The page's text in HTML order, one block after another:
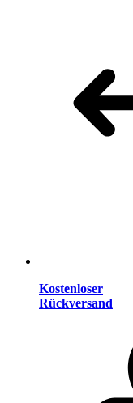
Kostenloser
Rückversand